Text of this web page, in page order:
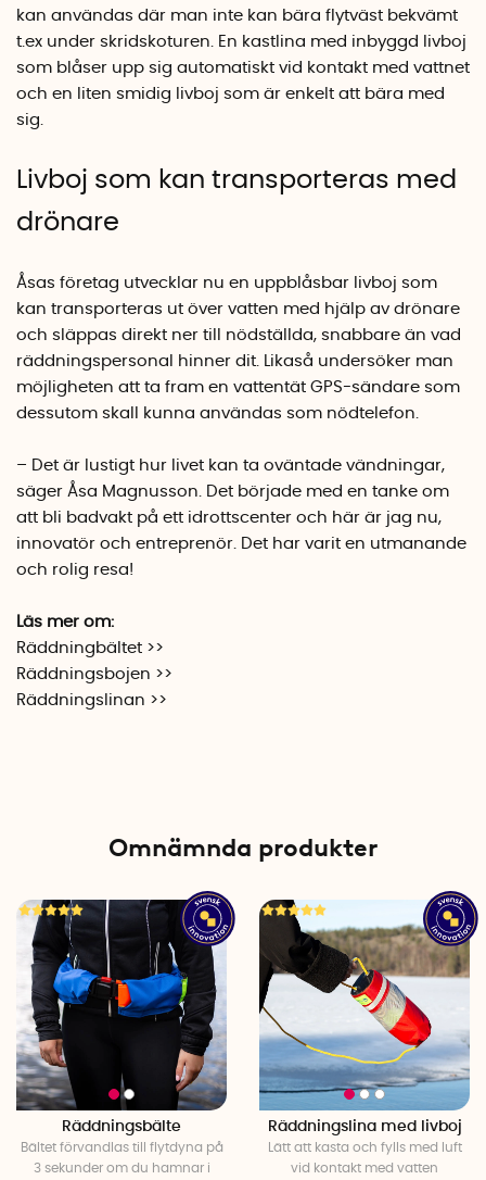
kan användas där man inte kan bära flytväst bekvämt
t.ex under skridskoturen. En kastlina med inbyggd livboj
som blåser upp sig automatiskt vid kontakt med vattnet
och en liten smidig livboj som är enkelt att bära med
sig.
Livboj som kan transporteras med
drönare
Åsas företag utvecklar nu en uppblåsbar livboj som
kan transporteras ut över vatten med hjälp av drönare
och släppas direkt ner till nödställda, snabbare än vad
räddningspersonal hinner dit. Likaså undersöker man
möjligheten att ta fram en vattentät GPS-sändare som
dessutom skall kunna användas som nödtelefon.
– Det är lustigt hur livet kan ta oväntade vändningar,
säger Åsa Magnusson. Det började med en tanke om
att bli badvakt på ett idrottscenter och här är jag nu,
innovatör och entreprenör. Det har varit en utmanande
och rolig resa!
Läs mer om:
Räddningbältet >>
Räddningsbojen >>
Räddningslinan >>
Omnämnda produkter
Räddningsbälte
Bältet förvandlas till flytdyna på
3 sekunder om du hamnar i
Räddningslina med livboj
Lätt att kasta och fylls med luft
vid kontakt med vatten